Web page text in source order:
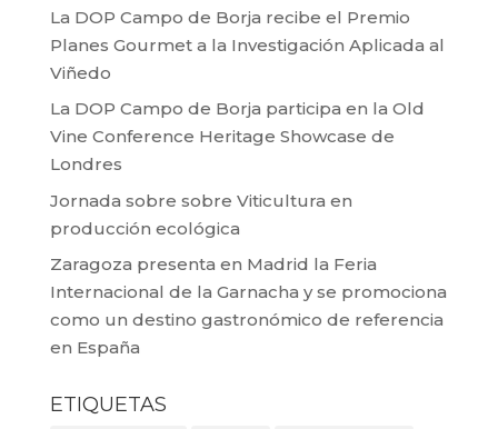
La DOP Campo de Borja recibe el Premio
Planes Gourmet a la Investigación Aplicada al
Viñedo
La DOP Campo de Borja participa en la Old
Vine Conference Heritage Showcase de
Londres
Jornada sobre sobre Viticultura en
producción ecológica
Zaragoza presenta en Madrid la Feria
Internacional de la Garnacha y se promociona
como un destino gastronómico de referencia
en España
ETIQUETAS